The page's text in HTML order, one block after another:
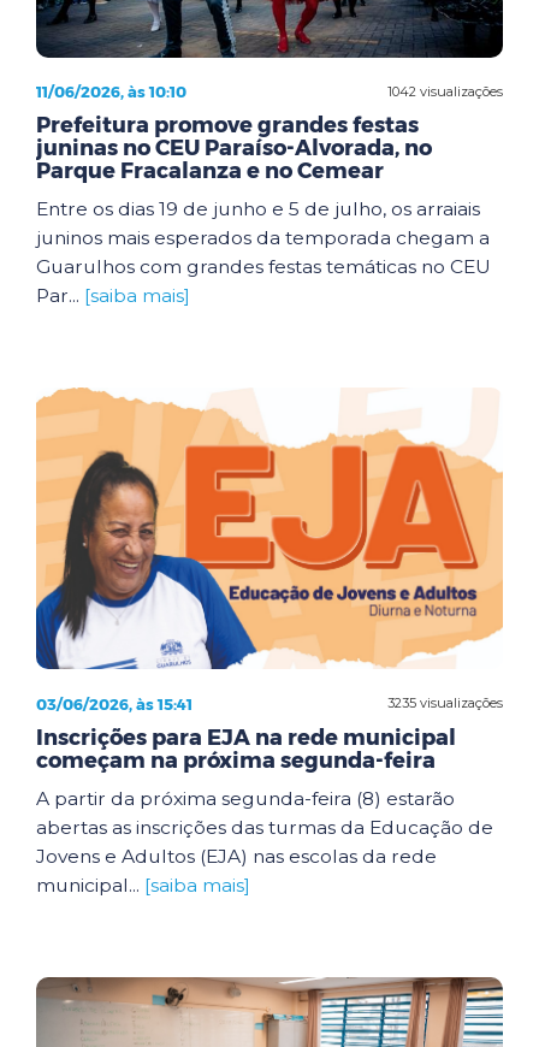
1042 visualizações
11/06/2026, às 10:10
Prefeitura promove grandes festas
juninas no CEU Paraíso-Alvorada, no
Parque Fracalanza e no Cemear
Entre os dias 19 de junho e 5 de julho, os arraiais
juninos mais esperados da temporada chegam a
Guarulhos com grandes festas temáticas no CEU
Par... [saiba mais]
3235 visualizações
03/06/2026, às 15:41
Inscrições para EJA na rede municipal
começam na próxima segunda-feira
A partir da próxima segunda-feira (8) estarão
abertas as inscrições das turmas da Educação de
Jovens e Adultos (EJA) nas escolas da rede
municipal... [saiba mais]